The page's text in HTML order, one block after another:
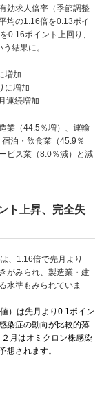
効求人倍率（季節調整
均の1.16倍を0.13ポイ
0.16ポイント上回り、
結果に。
増加
に増加
連続増加
業（44.5％増）、運輸
泊・飲食業（45.9％
ビス業（8.0％減）と減
ト上昇、完全失
、1.16倍で先月より
がみられ、製造業・建
水準もみられていま
）は先月より0.1ポイン
染症の動向が比較的落
月はオミクロン株感染
想されます。